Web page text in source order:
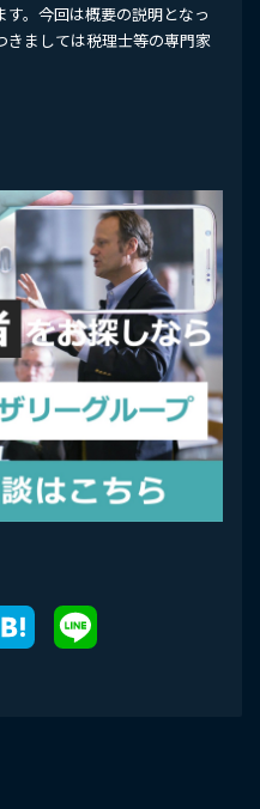
。今回は概要の説明となっ
きましては税理士等の専門家